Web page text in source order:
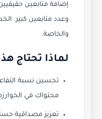
إضافة متابعين
وعدد متابعين كبير.
والخاصة.
لماذا تحتاج
تحسين نسبة
محتواك في
تعزيز مصداقية